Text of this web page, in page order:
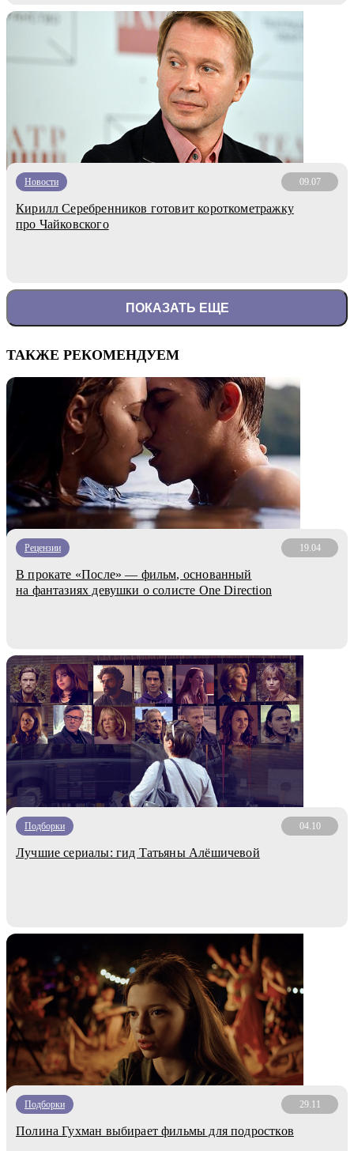
Новости 09.07
Кирилл Серебренников готовит короткометражку
про Чайковского
ПОКАЗАТЬ ЕЩЕ
ТАКЖЕ РЕКОМЕНДУЕМ
Рецензии 19.04
В прокате «После» — фильм, основанный
на фантазиях девушки о солисте One Direction
Подборки 04.10
Лучшие сериалы: гид Татьяны Алёшичевой
Подборки 29.11
Полина Гухман выбирает фильмы для подростков